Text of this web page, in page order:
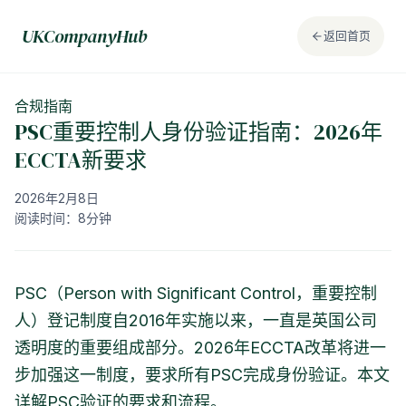
UKCompanyHub 返回首页
合规指南
PSC重要控制人身份验证指南：2026年
ECCTA新要求
2026年2月8日
阅读时间：8分钟
PSC（Person with Significant Control，重要控制
人）登记制度自2016年实施以来，一直是英国公司
透明度的重要组成部分。2026年ECCTA改革将进一
步加强这一制度，要求所有PSC完成身份验证。本文
详解PSC验证的要求和流程。